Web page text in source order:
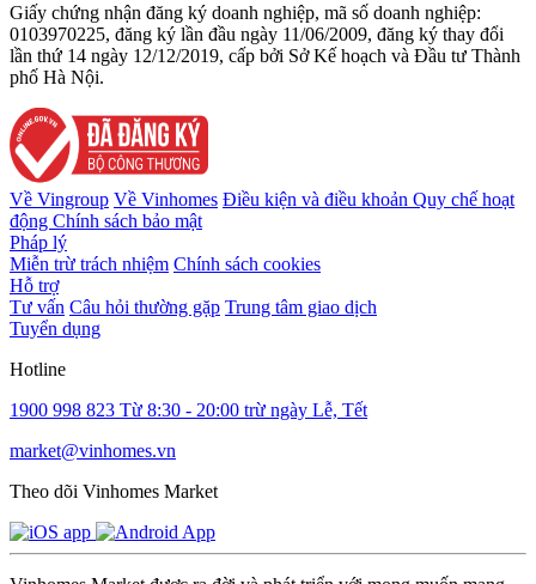
Giấy chứng nhận đăng ký doanh nghiệp, mã số doanh nghiệp:
0103970225, đăng ký lần đầu ngày 11/06/2009, đăng ký thay đổi
lần thứ 14 ngày 12/12/2019, cấp bởi Sở Kế hoạch và Đầu tư Thành
phố Hà Nội.
Về Vingroup Về Vinhomes Điều kiện và điều khoản Quy chế hoạt
động Chính sách bảo mật
Pháp lý
Miễn trừ trách nhiệm Chính sách cookies
Hỗ trợ
Tư vấn Câu hỏi thường gặp Trung tâm giao dịch
Tuyển dụng
Hotline
1900 998 823 Từ 8:30 - 20:00 trừ ngày Lễ, Tết
market@vinhomes.vn
Theo dõi Vinhomes Market